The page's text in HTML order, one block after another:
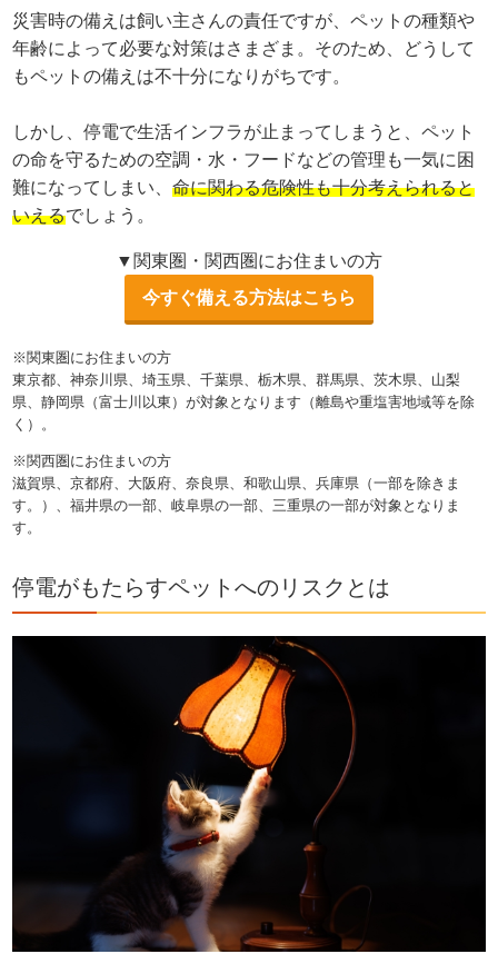
災害時の備えは飼い主さんの責任ですが、ペットの種類や
年齢によって必要な対策はさまざま。そのため、どうして
もペットの備えは不十分になりがちです。
しかし、停電で生活インフラが止まってしまうと、ペット
の命を守るための空調・水・フードなどの管理も一気に困
難になってしまい、命に関わる危険性も十分考えられると
いえるでしょう。
▼関東圏・関西圏にお住まいの方
今すぐ備える方法はこちら
※関東圏にお住まいの方
東京都、神奈川県、埼玉県、千葉県、栃木県、群馬県、茨木県、山梨
県、静岡県（富士川以東）が対象となります（離島や重塩害地域等を除
く）。
※関西圏にお住まいの方
滋賀県、京都府、大阪府、奈良県、和歌山県、兵庫県（一部を除きま
す。）、福井県の一部、岐阜県の一部、三重県の一部が対象となりま
す。
停電がもたらすペットへのリスクとは